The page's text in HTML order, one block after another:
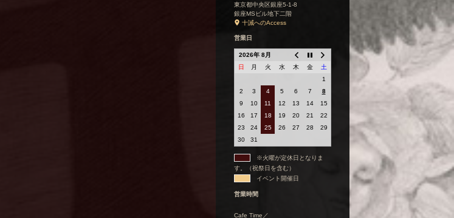
東京都中央区銀座5-1-8
銀座MSビル地下二階
十誡へのAccess
営業日
2026年 8月
日
月 火 水 木 金
土
1
2
3 4 5 6 7
8
9
10 11 12 13 14
15
16
17 18 19 20 21
22
23
24 25 26 27 28
29
30
31
※火曜が定休日となりま
す。（祝祭日を含む）
イベント開催日
営業時間
Cafe Time／